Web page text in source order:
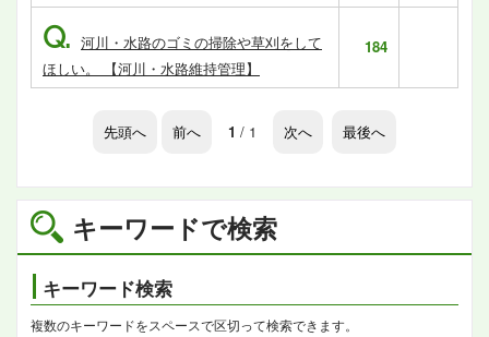
キーワードで検索
キーワード検索
複数のキーワードをスペースで区切って検索できます。
Q. 河川・水路のゴミの掃除や草刈をして
ほしい。 【河川・水路維持管理】
184
先頭へ 前へ 1 / 1 次へ 最後へ